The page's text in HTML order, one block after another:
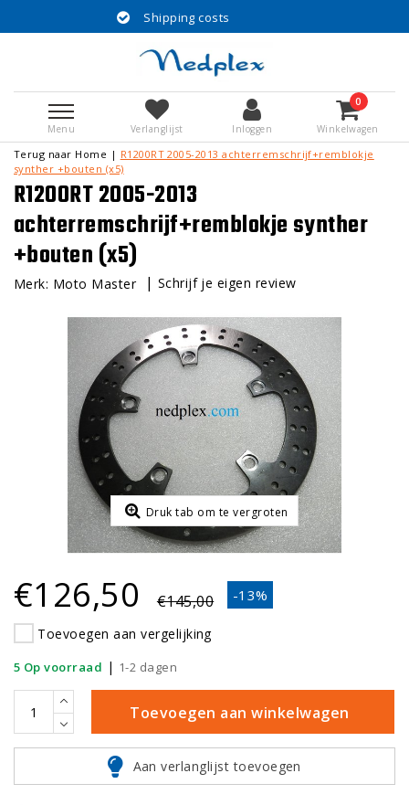
Menu Verlanglijst Inloggen
0
Winkelwagen
Terug naar Home | R1200RT 2005-2013 achterremschrijf+remblokje
synther +bouten (x5)
R1200RT 2005-2013
achterremschrijf+remblokje synther
+bouten (x5)
Merk: Moto Master | Schrijf je eigen review
Druk tab om te vergroten
-13%
€126,50 €145,00
Toevoegen aan vergelijking
5 Op voorraad | 1-2 dagen
Toevoegen aan winkelwagen
Aan verlanglijst toevoegen